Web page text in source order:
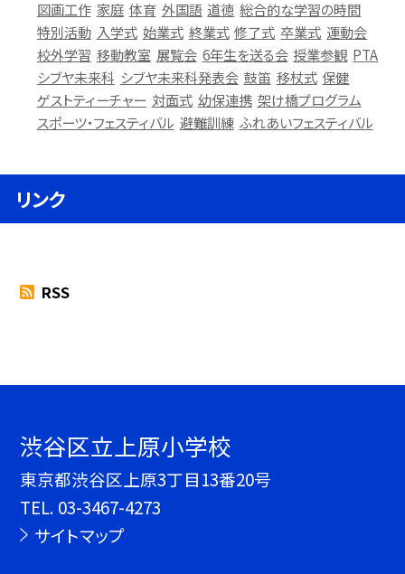
図画工作 家庭 体育 外国語 道徳 総合的な学習の時間
特別活動 入学式 始業式 終業式 修了式 卒業式 運動会
校外学習 移動教室 展覧会 6年生を送る会 授業参観 PTA
シブヤ未来科 シブヤ未来科発表会 鼓笛 移杖式 保健
ゲストティーチャー 対面式 幼保連携 架け橋プログラム
スポーツ・フェスティバル 避難訓練 ふれあいフェスティバル
リンク
RSS
渋谷区立上原小学校
東京都渋谷区上原3丁目13番20号
TEL. 03-3467-4273
サイトマップ